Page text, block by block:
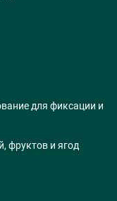
для фиксации и
фруктов и ягод